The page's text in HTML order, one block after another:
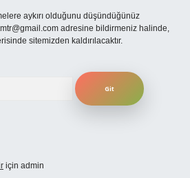
aykırı olduğunu düşündüğünüz
adresine bildirmeniz halinde,
sitemizden kaldırılacaktır.
için admin